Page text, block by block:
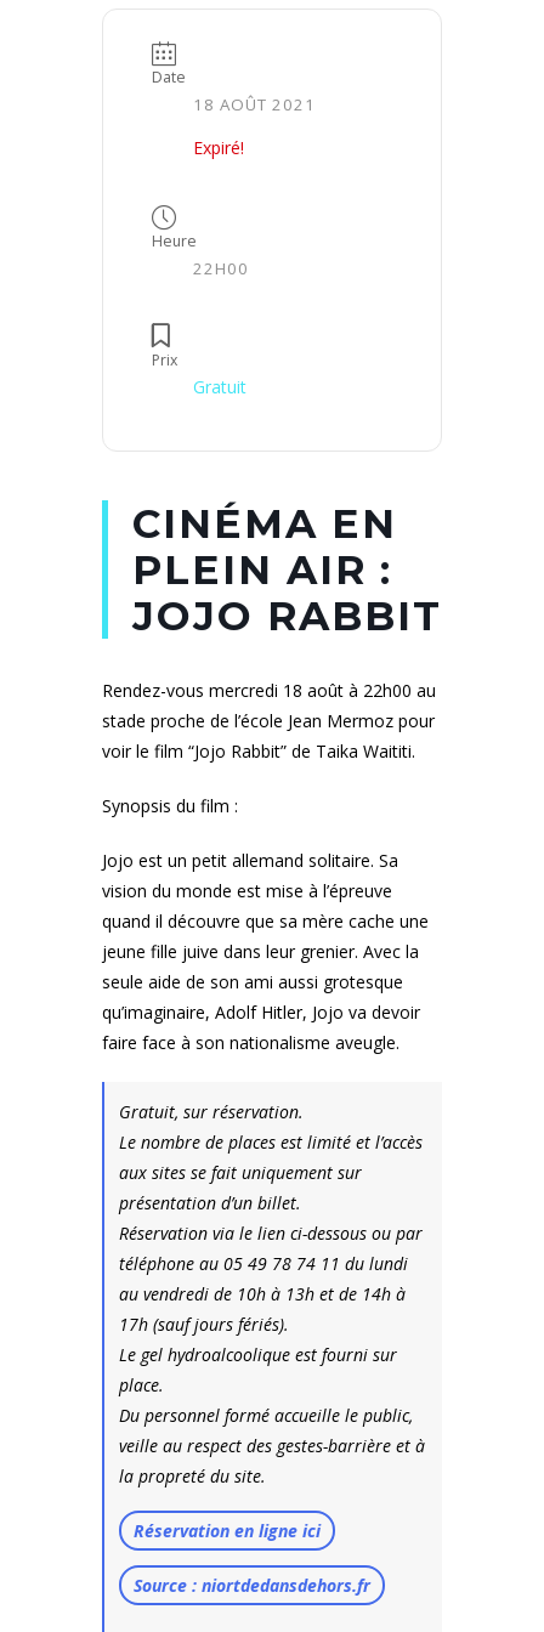
Date
18 AOÛT 2021
Expiré!
Heure
22H00
Prix
Gratuit
CINÉMA EN
PLEIN AIR :
JOJO RABBIT
Rendez-vous mercredi 18 août à 22h00 au
stade proche de l’école Jean Mermoz pour
voir le film “Jojo Rabbit” de Taika Waititi.
Synopsis du film :
Jojo est un petit allemand solitaire. Sa
vision du monde est mise à l’épreuve
quand il découvre que sa mère cache une
jeune fille juive dans leur grenier. Avec la
seule aide de son ami aussi grotesque
qu’imaginaire, Adolf Hitler, Jojo va devoir
faire face à son nationalisme aveugle.
Gratuit, sur réservation.
Le nombre de places est limité et l’accès
aux sites se fait uniquement sur
présentation d’un billet.
Réservation via le lien ci-dessous ou par
téléphone au 05 49 78 74 11 du lundi
au vendredi de 10h à 13h et de 14h à
17h (sauf jours fériés).
Le gel hydroalcoolique est fourni sur
place.
Du personnel formé accueille le public,
veille au respect des gestes-barrière et à
la propreté du site.
Réservation en ligne ici
Source : niortdedansdehors.fr